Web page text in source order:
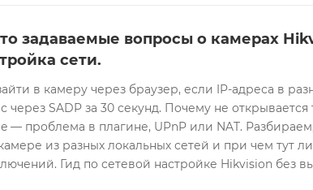
задаваемые вопросы о камерах
сети.
в камеру через браузер, если IP-адреса в
через SADP за 30 секунд. Почему не открывается
— проблема в плагине, UPnP или NAT.
из разных локальных сетей и при чем тут
Гид по сетевой настройке Hikvision без